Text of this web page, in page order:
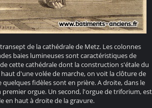
de la cathédrale de Metz. Les colonnes
baies lumineuses sont caractéristiques de
cette cathédrale dont la construction s'étale du
haut d'une volée de marche, on voit la clôture de
fidèles sont en prière. A droite, dans le
orgue. Un second, l'orgue de triforium, est
en haut à droite de la gravure.